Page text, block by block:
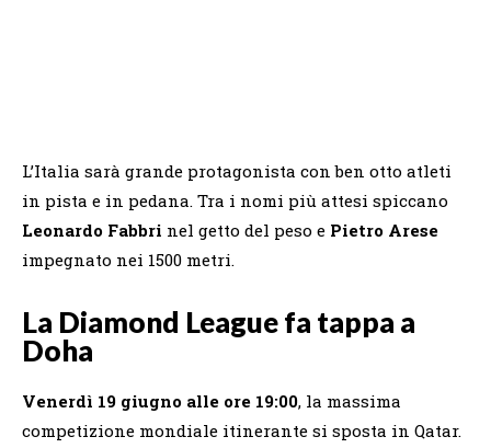
L’Italia sarà grande protagonista con ben otto atleti
in pista e in pedana. Tra i nomi più attesi spiccano
Leonardo Fabbri nel getto del peso e Pietro Arese
impegnato nei 1500 metri.
La Diamond League fa tappa a
Doha
Venerdì 19 giugno alle ore 19:00, la massima
competizione mondiale itinerante si sposta in Qatar.